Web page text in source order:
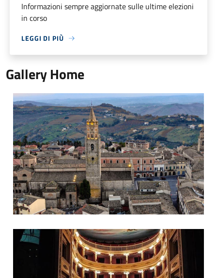
Informazioni sempre aggiornate sulle ultime elezioni
in corso
LEGGI DI PIÙ
Gallery Home
Panorama, Cattedrale
Teatro di Atri